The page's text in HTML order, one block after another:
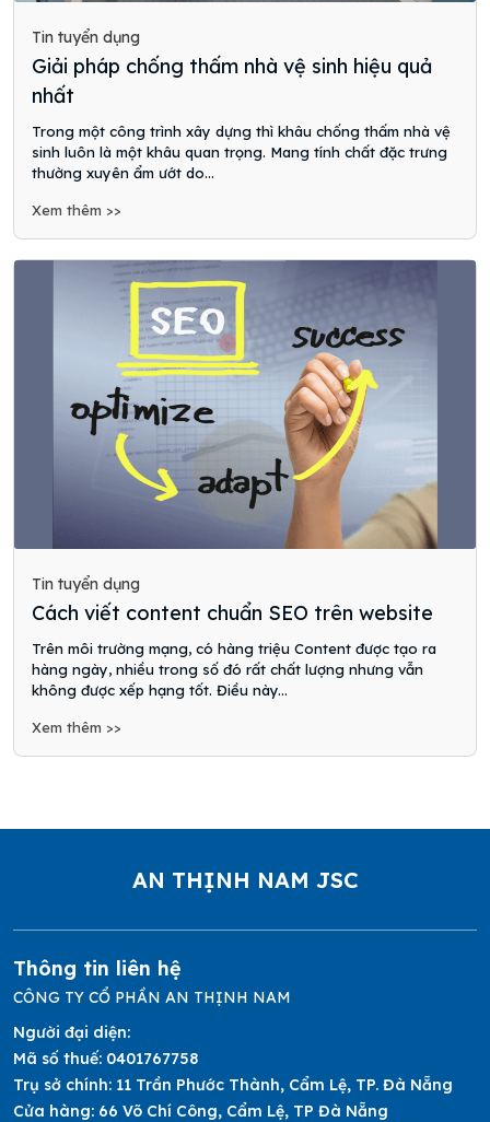
Tin tuyển dụng
Giải pháp chống thấm nhà vệ sinh hiệu quả
nhất
Trong một công trình xây dựng thì khâu chống thấm nhà vệ
sinh luôn là một khâu quan trọng. Mang tính chất đặc trưng
thường xuyên ẩm ướt do...
Xem thêm >>
Tin tuyển dụng
Cách viết content chuẩn SEO trên website
Trên môi trường mạng, có hàng triệu Content được tạo ra
hàng ngày, nhiều trong số đó rất chất lượng nhưng vẫn
không được xếp hạng tốt. Điều này...
Xem thêm >>
AN THỊNH NAM JSC
Thông tin liên hệ
CÔNG TY CỔ PHẦN AN THỊNH NAM
Người đại diện:
Mã số thuế: 0401767758
Trụ sở chính: 11 Trần Phước Thành, Cẩm Lệ, TP. Đà Nẵng
Cửa hàng: 66 Võ Chí Công, Cẩm Lệ, TP Đà Nẵng